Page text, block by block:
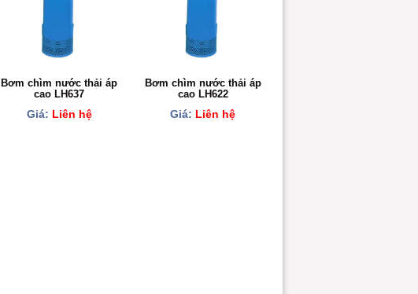
Bơm chìm nước thải áp
cao LH637
Giá: Liên hệ
Bơm chìm nước thải áp
cao LH622
Giá: Liên hệ